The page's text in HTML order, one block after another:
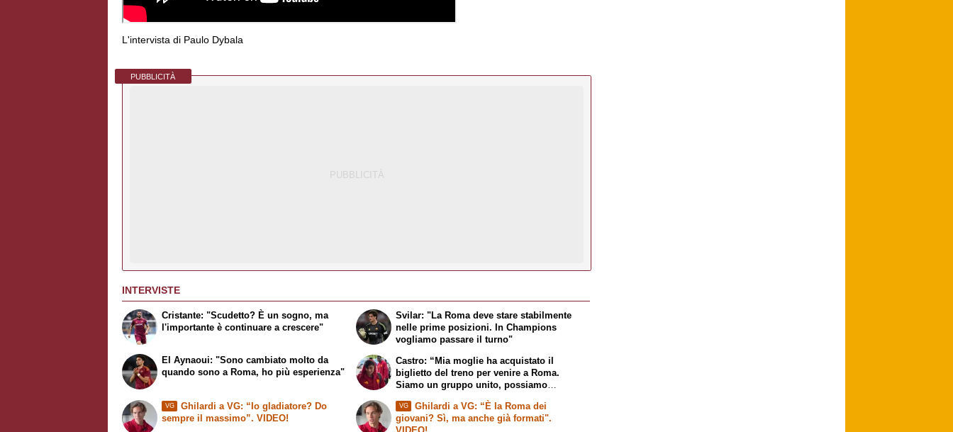
L'intervista di Paulo Dybala
PUBBLICITÀ
INTERVISTE
Cristante: "Scudetto? È un sogno, ma
l'importante è continuare a crescere"
El Aynaoui: "Sono cambiato molto da
quando sono a Roma, ho più esperienza"
Svilar: "La Roma deve stare stabilmente
nelle prime posizioni. In Champions
vogliamo passare il turno"
Castro: “Mia moglie ha acquistato il
biglietto del treno per venire a Roma.
Siamo un gruppo unito, possiamo
VG
Ghilardi a VG: “Io gladiatore? Do
sempre il massimo”. VIDEO!
VG
Ghilardi a VG: “È la Roma dei
giovani? Sì, ma anche già formati".
VIDEO!